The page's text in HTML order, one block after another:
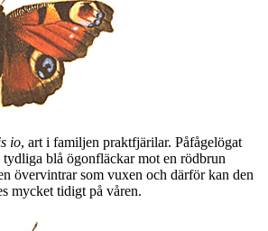
io, art i familjen praktfjärilar. Påfågelögat
tydliga blå ögonfläckar mot en rödbrun
övervintrar som vuxen och därför kan den
mycket tidigt på våren.